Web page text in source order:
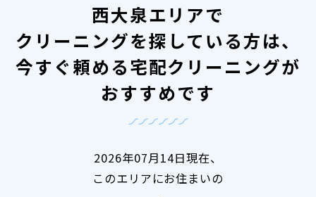
西大泉エリアで
クリーニングを探している方は、
今すぐ頼める宅配クリーニングが
おすすめです
2026年07月14日現在、
このエリアにお住まいの